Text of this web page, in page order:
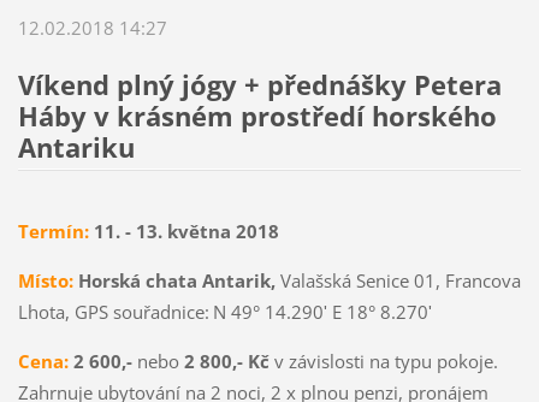
12.02.2018 14:27
Víkend plný jógy + přednášky Petera
Háby v krásném prostředí horského
Antariku
Termín: 11. - 13. května 2018
Místo: Horská chata Antarik,Valašská Senice 01, Francova
Lhota, GPS souřadnice: N 49° 14.290ʹ E 18° 8.270ʹ
Cena: 2 600,- nebo2 800,- Kč v závislosti na typu pokoje.
Zahrnuje ubytování na 2 noci, 2 x plnou penzi, pronájem